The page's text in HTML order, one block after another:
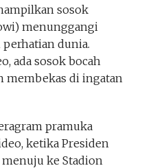
sosok
menunggangi
dunia.
ada sosok bocah
membekas di ingatan
pramuka
ketika Presiden
ke Stadion